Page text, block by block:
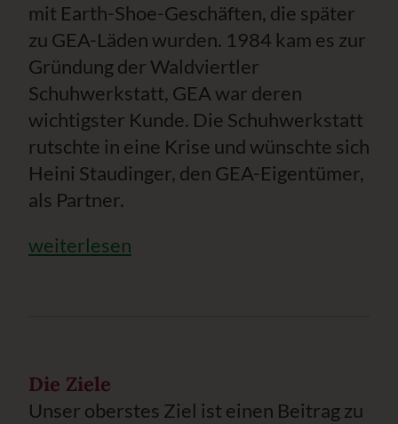
mit Earth-Shoe-Geschäften, die später
zu GEA-Läden wurden. 1984 kam es zur
Gründung der Waldviertler
Schuhwerkstatt, GEA war deren
wichtigster Kunde. Die Schuhwerkstatt
rutschte in eine Krise und wünschte sich
Heini Staudinger, den GEA-Eigentümer,
als Partner.
weiterlesen
Die Ziele
Unser oberstes Ziel ist einen Beitrag zu